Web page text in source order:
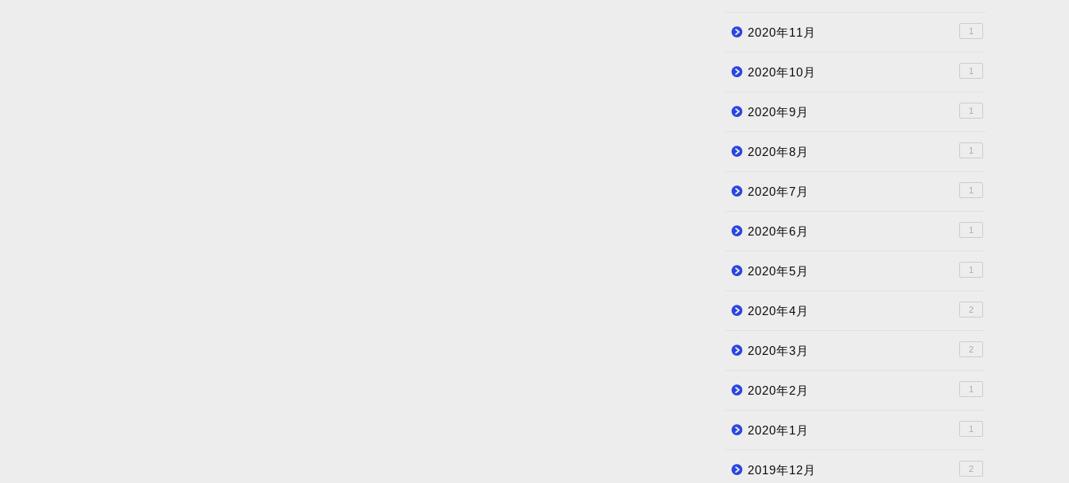
2020年11月 1
2020年10月 1
2020年9月 1
2020年8月 1
2020年7月 1
2020年6月 1
2020年5月 1
2020年4月 2
2020年3月 2
2020年2月 1
2020年1月 1
2019年12月 2